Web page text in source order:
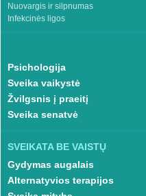
Nuovargis ir silpnumas
Infekcinės ligos
Psichologija
Sveika vaikystė
Žvilgsnis į praeitį
Sveika senatvė
SVEIKATA BE VAISTŲ
Gydymas augalais
Alternatyvios terapijos